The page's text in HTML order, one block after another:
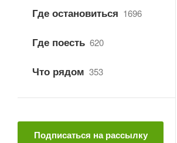
Где остановиться 1696
Где поесть 620
Что рядом 353
Подписаться на рассылку